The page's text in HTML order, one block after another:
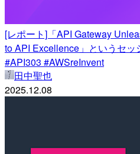
[レポート]「API Gateway
to API Excellence」というセッ
#API303 #AWSreInvent
田中聖也
2025.12.08